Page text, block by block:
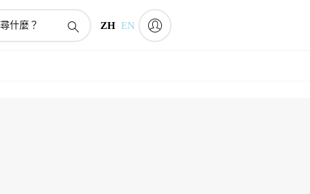
ZH EN